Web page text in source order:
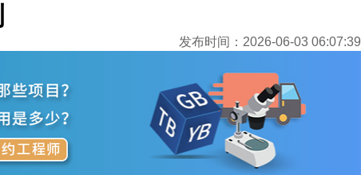
发布时间：2026-06-03 06:07:39